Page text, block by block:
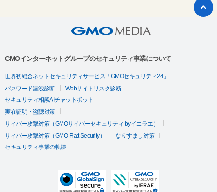
GMOインターネットグループのセキュリティ事業について
世界初総合ネットセキュリティサービス「GMOセキュリティ24」
パスワード漏洩診断
Webサイトリスク診断
セキュリティ相談AIチャットボット
実在証明・盗聴対策
サイバー攻撃対策（GMOサイバーセキュリティ byイエラエ）
サイバー攻撃対策（GMO Flatt Security）
なりすまし対策
セキュリティ事業の軌跡